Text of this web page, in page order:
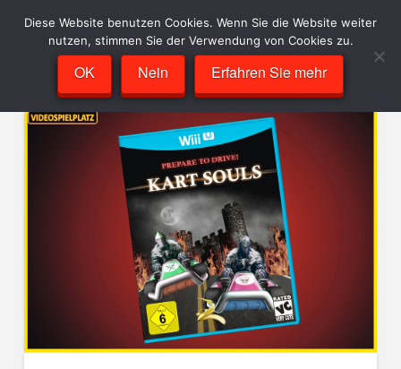
Diese Website benutzen Cookies. Wenn Sie die Website weiter
nutzen, stimmen Sie der Verwendung von Cookies zu.
OK Nein Erfahren Sie mehr